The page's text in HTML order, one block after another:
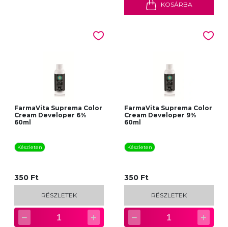
KOSÁRBA
FarmaVita Suprema Color
Cream Developer 6%
60ml
Készleten
350 Ft
RÉSZLETEK
− 1 +
FarmaVita Suprema Color
Cream Developer 9%
60ml
Készleten
350 Ft
RÉSZLETEK
− 1 +